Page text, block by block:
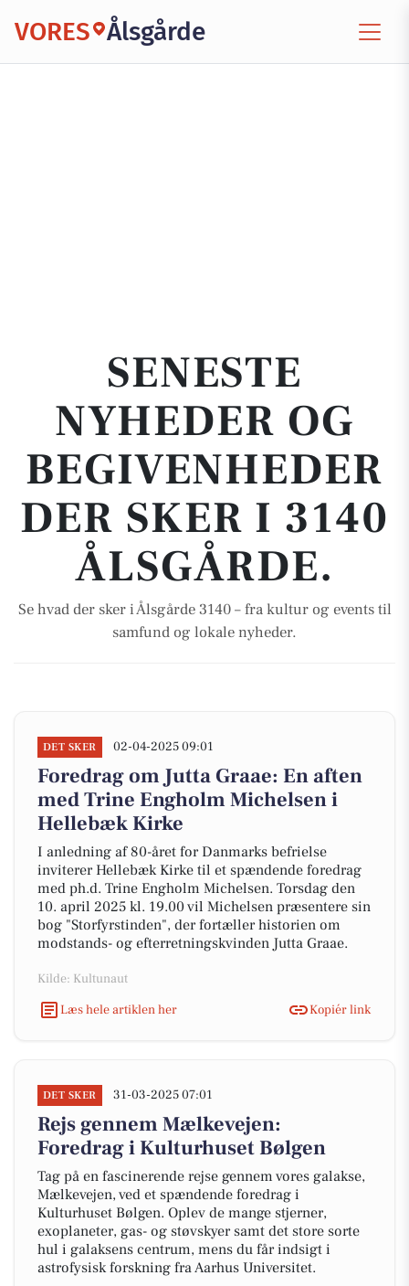
VORES Ålsgårde
SENESTE
NYHEDER OG
BEGIVENHEDER
DER SKER I 3140
ÅLSGÅRDE.
Se hvad der sker i Ålsgårde 3140 – fra kultur og events til
samfund og lokale nyheder.
DET SKER 02-04-2025 09:01
Foredrag om Jutta Graae: En aften
med Trine Engholm Michelsen i
Hellebæk Kirke
I anledning af 80-året for Danmarks befrielse
inviterer Hellebæk Kirke til et spændende foredrag
med ph.d. Trine Engholm Michelsen. Torsdag den
10. april 2025 kl. 19.00 vil Michelsen præsentere sin
bog "Storfyrstinden", der fortæller historien om
modstands- og efterretningskvinden Jutta Graae.
Kilde: Kultunaut
Læs hele artiklen her
Kopiér link
DET SKER 31-03-2025 07:01
Rejs gennem Mælkevejen:
Foredrag i Kulturhuset Bølgen
Tag på en fascinerende rejse gennem vores galakse,
Mælkevejen, ved et spændende foredrag i
Kulturhuset Bølgen. Oplev de mange stjerner,
exoplaneter, gas- og støvskyer samt det store sorte
hul i galaksens centrum, mens du får indsigt i
astrofysisk forskning fra Aarhus Universitet.